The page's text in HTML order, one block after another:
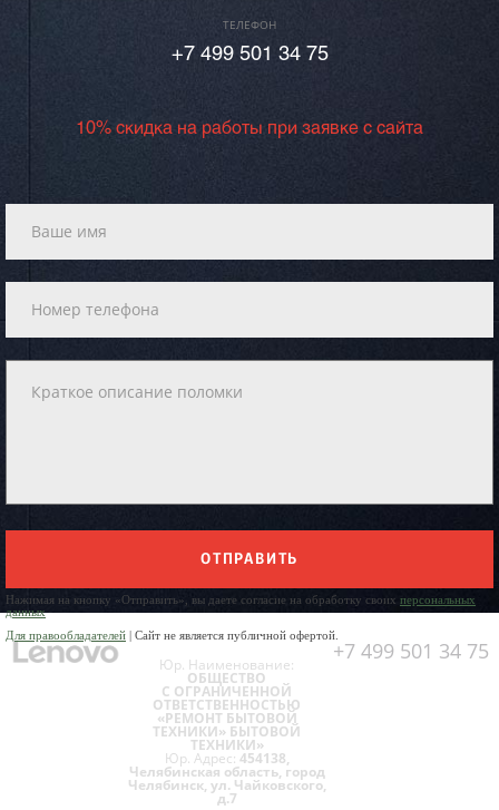
ТЕЛЕФОН
+7 499 501 34 75
10% скидка на работы при заявке с сайта
ОТПРАВИТЬ
Нажимая на кнопку «Отправить», вы даете согласие на обработку своих персональных
данных
Для правообладателей | Сайт не является публичной офертой.
+7 499 501 34 75
Юр. Наименование:
ОБЩЕСТВО
С ОГРАНИЧЕННОЙ
ОТВЕТСТВЕННОСТЬЮ
«РЕМОНТ БЫТОВОЙ
ТЕХНИКИ» БЫТОВОЙ
ТЕХНИКИ»
Юр. Адрес: 454138,
Челябинская область, город
Челябинск, ул. Чайковского,
д.7